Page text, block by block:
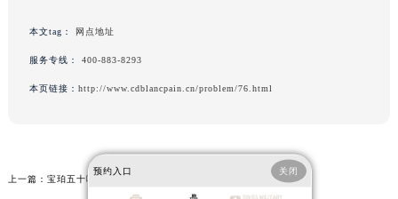
本文tag： 网点地址
服务专线： 400-883-8293
本页链接： http://www.cdblancpain.cn/problem/76.html
上一篇： 宝珀五十噚系列深潜器腕表焕新——玫瑰金与钛金属
预约入口 关闭